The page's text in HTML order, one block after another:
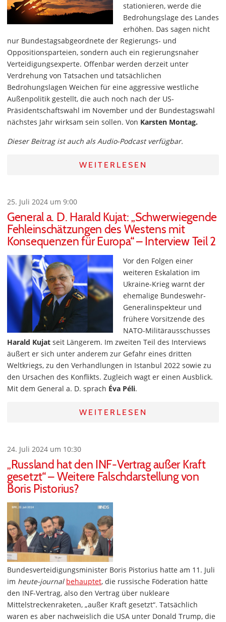
stationieren, werde die
Bedrohungslage des Landes
erhöhen. Das sagen nicht
nur Bundestagsabgeordnete der Regierungs- und
Oppositionsparteien, sondern auch ein regierungsnaher
Verteidigungsexperte. Offenbar werden derzeit unter
Verdrehung von Tatsachen und tatsächlichen
Bedrohungslagen Weichen für eine aggressive westliche
Außenpolitik gestellt, die auch noch nach der US-
Präsidentschaftswahl im November und der Bundestagswahl
nächstes Jahr wirksam sein sollen. Von Karsten Montag.
Dieser Beitrag ist auch als Audio-Podcast verfügbar.
WEITERLESEN
25. Juli 2024 um 9:00
General a. D. Harald Kujat: „Schwerwiegende
Fehleinschätzungen des Westens mit
Konsequenzen für Europa“ – Interview Teil 2
Vor den Folgen einer
weiteren Eskalation im
Ukraine-Krieg warnt der
ehemalige Bundeswehr-
Generalinspekteur und
frühere Vorsitzende des
NATO-Militärausschusses
Harald Kujat seit Längerem. Im zweiten Teil des Interviews
äußert er sich unter anderem zur Gefahr eines dritten
Weltkriegs, zu den Verhandlungen in Istanbul 2022 sowie zu
den Ursachen des Konflikts. Zugleich wagt er einen Ausblick.
Mit dem General a. D. sprach Éva Péli.
WEITERLESEN
24. Juli 2024 um 10:30
„Russland hat den INF-Vertrag außer Kraft
gesetzt“ – Weitere Falschdarstellung von
Boris Pistorius?
Bundesverteidigungsminister Boris Pistorius hatte am 11. Juli
im heute-journal behauptet, die russische Föderation hätte
den INF-Vertrag, also den Vertrag über nukleare
Mittelstreckenraketen, „außer Kraft gesetzt“. Tatsächlich
waren es aber nachweislich die USA unter Donald Trump, die